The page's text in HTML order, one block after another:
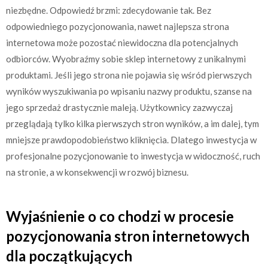
niezbędne. Odpowiedź brzmi: zdecydowanie tak. Bez
odpowiedniego pozycjonowania, nawet najlepsza strona
internetowa może pozostać niewidoczna dla potencjalnych
odbiorców. Wyobraźmy sobie sklep internetowy z unikalnymi
produktami. Jeśli jego strona nie pojawia się wśród pierwszych
wyników wyszukiwania po wpisaniu nazwy produktu, szanse na
jego sprzedaż drastycznie maleją. Użytkownicy zazwyczaj
przeglądają tylko kilka pierwszych stron wyników, a im dalej, tym
mniejsze prawdopodobieństwo kliknięcia. Dlatego inwestycja w
profesjonalne pozycjonowanie to inwestycja w widoczność, ruch
na stronie, a w konsekwencji w rozwój biznesu.
Wyjaśnienie o co chodzi w procesie
pozycjonowania stron internetowych
dla początkujących